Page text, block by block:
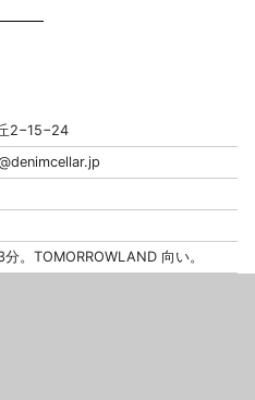
2−15−24
。TOMORROWLAND 向い。